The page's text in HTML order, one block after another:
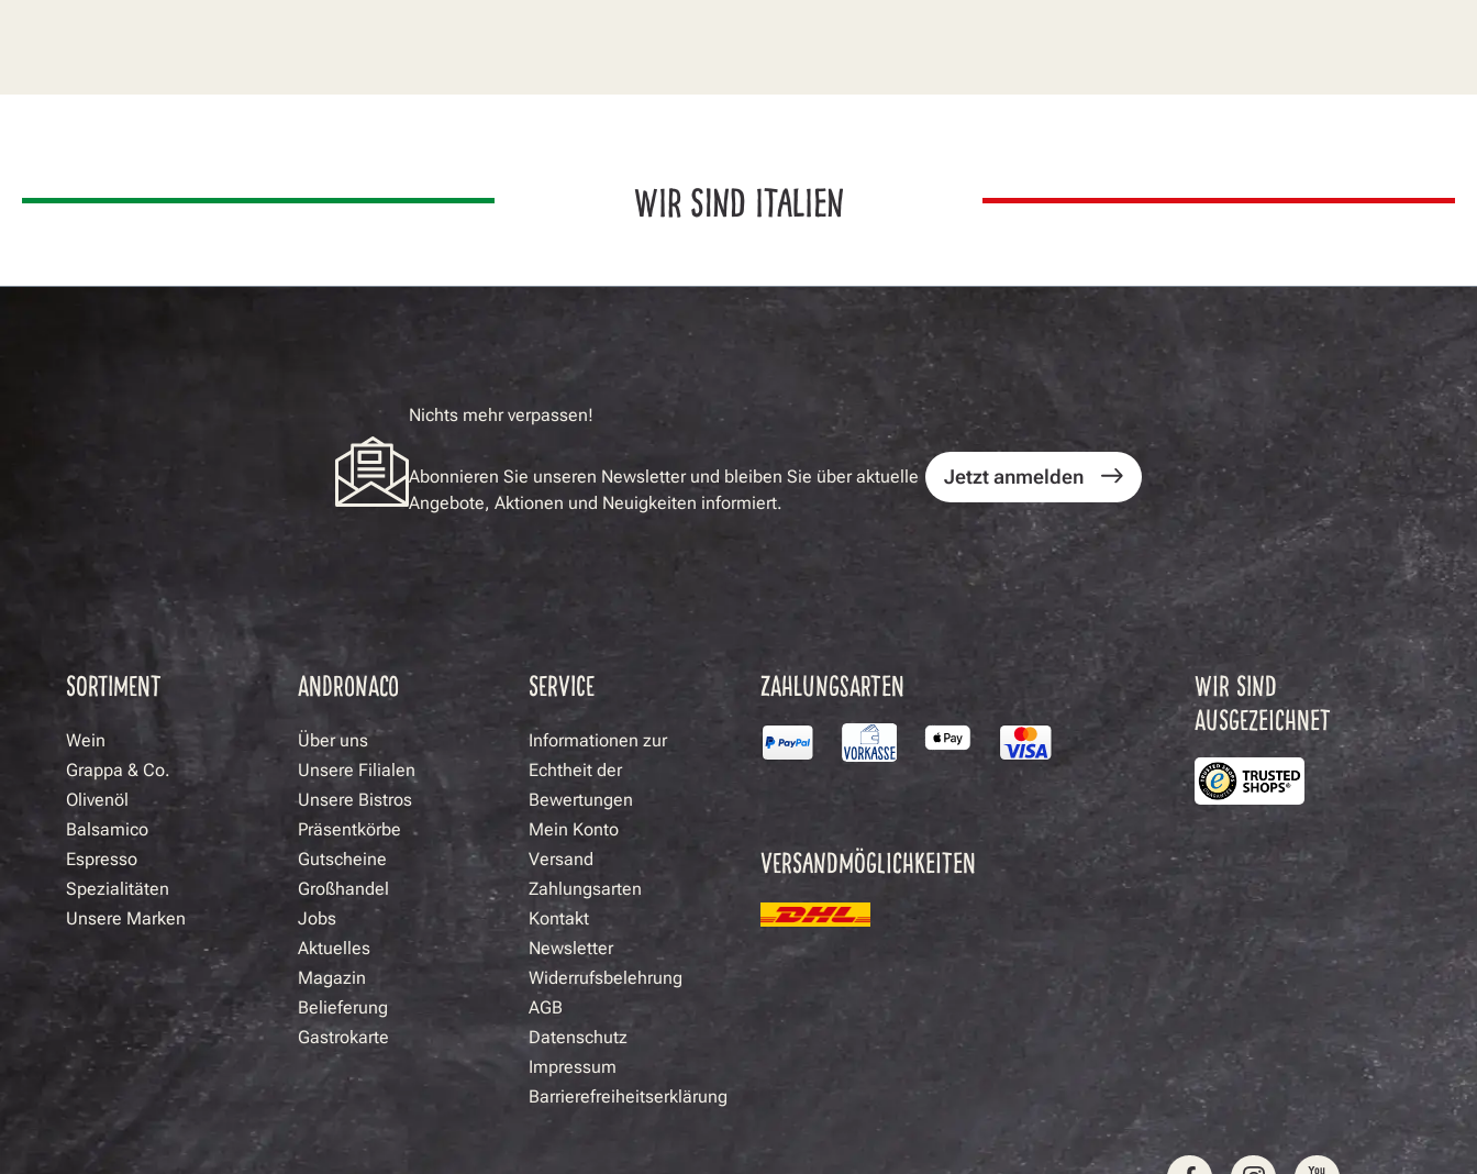
WIR SIND ITALIEN
Nichts mehr verpassen!
Abonnieren Sie unseren Newsletter und bleiben Sie über aktuelle
Angebote, Aktionen und Neuigkeiten informiert.
Jetzt anmelden
SORTIMENT
Wein
Grappa & Co.
Olivenöl
Balsamico
Espresso
Spezialitäten
Unsere Marken
ANDRONACO
Über uns
Unsere Filialen
Unsere Bistros
Präsentkörbe
Gutscheine
Großhandel
Jobs
Aktuelles
Magazin
Belieferung
Gastrokarte
SERVICE
Informationen zur
Echtheit der
Bewertungen
Mein Konto
Versand
Zahlungsarten
Kontakt
Newsletter
Widerrufsbelehrung
AGB
Datenschutz
Impressum
Barrierefreiheitserklärung
ZAHLUNGSARTEN
VERSANDMÖGLICHKEITEN
WIR SIND
AUSGEZEICHNET